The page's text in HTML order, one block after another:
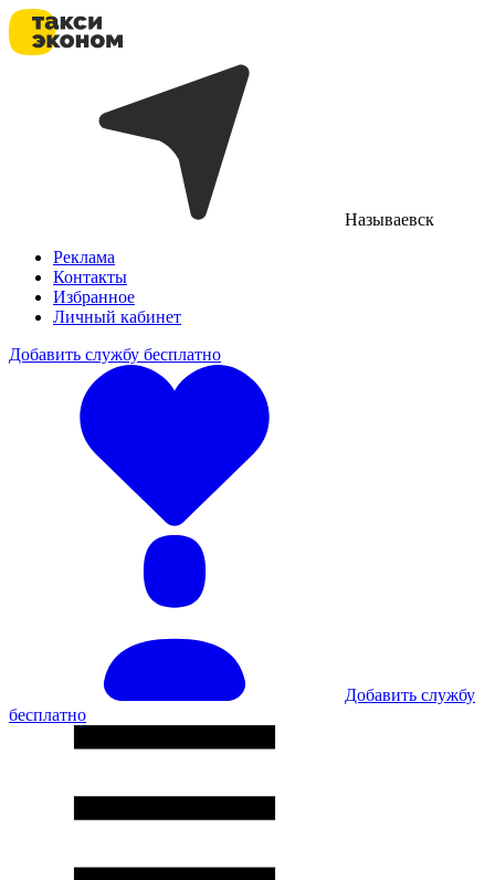
Называевск
Реклама
Контакты
Избранное
Личный кабинет
Добавить службу бесплатно
Добавить службу
бесплатно